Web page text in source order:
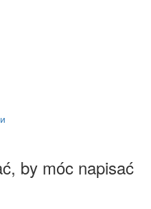
by móc napisać